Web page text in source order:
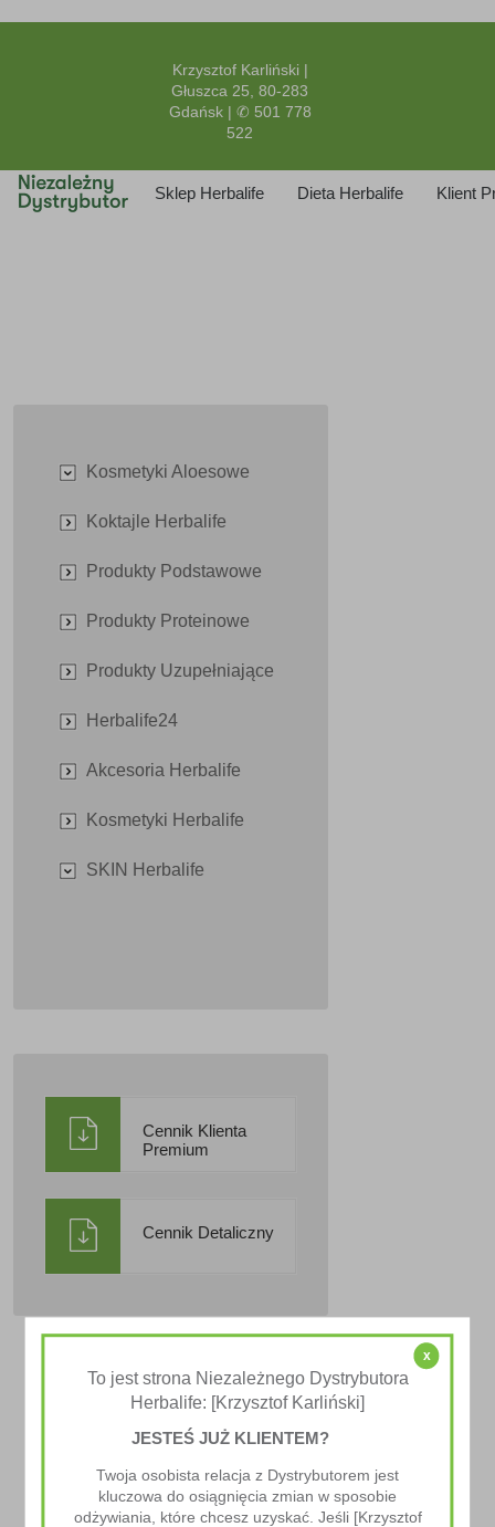
Krzysztof Karliński |
Głuszca 25, 80-283
Gdańsk | ✆ 501 778
522
Sklep Herbalife Dieta Herbalife Klient
Kosmetyki Aloesowe
Koktajle Herbalife
Produkty Podstawowe
Produkty Proteinowe
Produkty Uzupełniające
Herbalife24
Akcesoria Herbalife
Kosmetyki Herbalife
SKIN Herbalife
Cennik Klienta
Premium
Cennik Detaliczny
x
To jest strona Niezależnego Dystrybutora
Herbalife: [Krzysztof Karliński]
JESTEŚ JUŻ KLIENTEM?
Twoja osobista relacja z Dystrybutorem jest
kluczowa do osiągnięcia zmian w sposobie
odżywiania, które chcesz uzyskać. Jeśli [Krzysztof